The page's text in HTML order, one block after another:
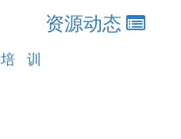
资源动态
培训